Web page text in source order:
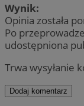
Wynik:
Opinia została
Po
udostępniona
Trwa wysyłanie
Dodaj komentarz